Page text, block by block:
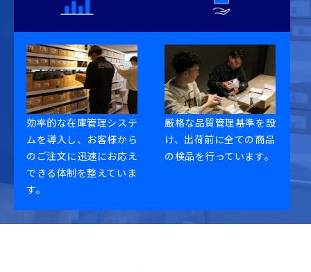
効率的な在庫管理システ
ムを導入し、お客様から
のご注文に迅速にお応え
できる体制を整えていま
す。
厳格な品質管理基準を設
け、出荷前に全ての商品
の検品を行っています。